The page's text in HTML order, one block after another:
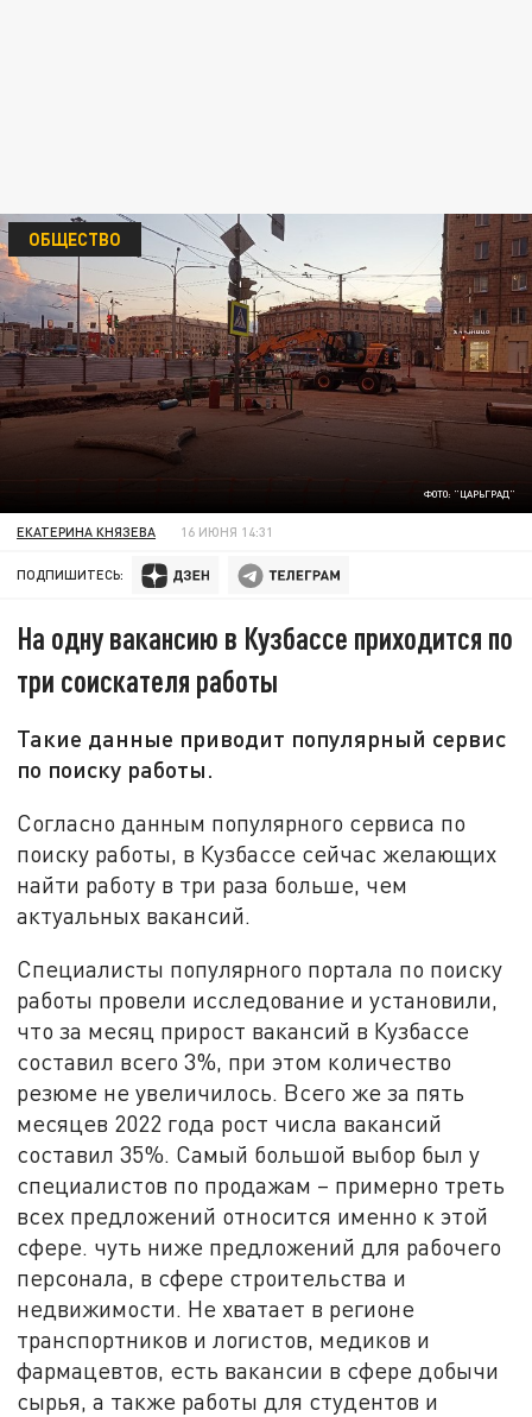
ФОТО: "ЦАРЬГРАД"
ОБЩЕСТВО
ЕКАТЕРИНА КНЯЗЕВА 16 ИЮНЯ 14:31
ПОДПИШИТЕСЬ:
На одну вакансию в Кузбассе приходится по
три соискателя работы
Такие данные приводит популярный сервис
по поиску работы.
Согласно данным популярного сервиса по
поиску работы, в Кузбассе сейчас желающих
найти работу в три раза больше, чем
актуальных вакансий.
Специалисты популярного портала по поиску
работы провели исследование и установили,
что за месяц прирост вакансий в Кузбассе
составил всего 3%, при этом количество
резюме не увеличилось. Всего же за пять
месяцев 2022 года рост числа вакансий
составил 35%. Самый большой выбор был у
специалистов по продажам – примерно треть
всех предложений относится именно к этой
сфере. чуть ниже предложений для рабочего
персонала, в сфере строительства и
недвижимости. Не хватает в регионе
транспортников и логистов, медиков и
фармацевтов, есть вакансии в сфере добычи
сырья, а также работы для студентов и